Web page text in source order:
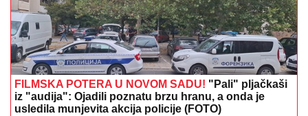
FILMSKA POTERA U NOVOM SADU! "Pali" pljačkaši
iz "audija": Ojadili poznatu brzu hranu, a onda je
usledila munjevita akcija policije (FOTO)